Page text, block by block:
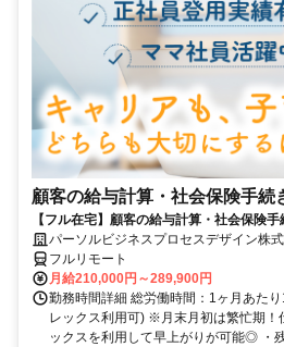
顧客の給与計算・社会保険手続
【フル在宅】顧客の給与計算・社会保険
パーソルビジネスプロセスデザイン株
フルリモート
月給210,000円～289,900円
勤務時間詳細 総労働時間：1ヶ月あた
レックス利用可) ※月末月初は繁忙期！
ックスを利用して早上がりが可能◎ ・